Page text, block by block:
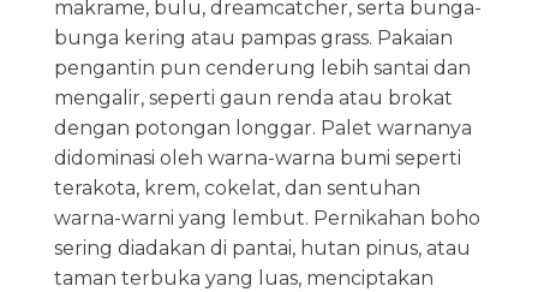
makrame, bulu, dreamcatcher, serta bunga-
bunga kering atau pampas grass. Pakaian
pengantin pun cenderung lebih santai dan
mengalir, seperti gaun renda atau brokat
dengan potongan longgar. Palet warnanya
didominasi oleh warna-warna bumi seperti
terakota, krem, cokelat, dan sentuhan
warna-warni yang lembut. Pernikahan boho
sering diadakan di pantai, hutan pinus, atau
taman terbuka yang luas, menciptakan